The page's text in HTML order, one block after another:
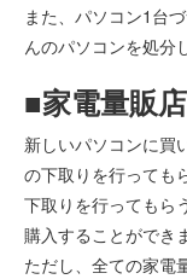
また、パソコン1台
んのパソコンを処分
■家電量販
新しいパソコンに買
の下取りを行っても
下取りを行ってもら
購入することができ
ただし、全ての家電